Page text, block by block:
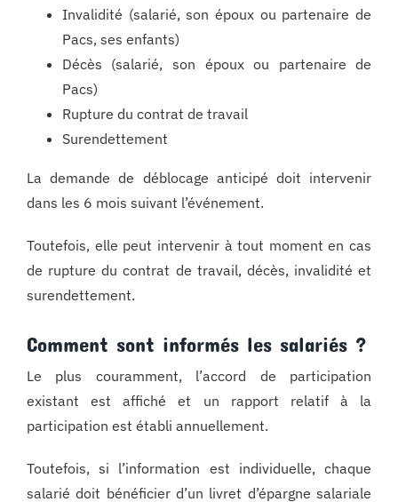
Invalidité (salarié, son époux ou partenaire de
Pacs, ses enfants)
Décès (salarié, son époux ou partenaire de
Pacs)
Rupture du contrat de travail
Surendettement
La demande de déblocage anticipé doit intervenir
dans les 6 mois suivant l’événement.
Toutefois, elle peut intervenir à tout moment en cas
de rupture du contrat de travail, décès, invalidité et
surendettement.
Comment sont informés les salariés ?
Le plus couramment, l’accord de participation
existant est affiché et un rapport relatif à la
participation est établi annuellement.
Toutefois, si l’information est individuelle, chaque
salarié doit bénéficier d’un livret d’épargne salariale